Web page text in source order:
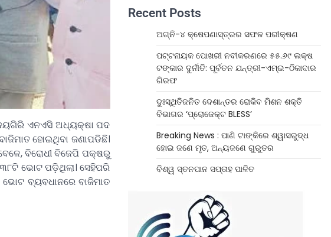
ଏନଏସି ଅଧ୍ୟକ୍ଷା ପଦ
ହୋଇଥିବା ଜଣାପଡିଛି।
ବିରୋଧୀ ବିଜେପି ପକ୍ଷରୁ
୩୮ଟି ଭୋଟ ପଡ଼ିଥିଲା। ସେହିପରି
ଭୋଟ ବ୍ୟବଧାନରେ ବାଜିମାତ
Recent Posts
ଅଗ୍ନି-୪ କ୍ଷେପଣାସ୍ତ୍ରର ସଫଳ ପରୀକ୍ଷଣ
ପଟ୍ଟନାୟକ ପୋଖରୀ ନବୀକରଣରେ ୫୫.୬୯ ଲକ୍ଷ
ଟଙ୍କାର ଦୁର୍ନୀତି: ପୂର୍ବତନ ଯନ୍ତ୍ରୀ-ଏମ୍‌ଇ-ଠିକାଦାର
ଗିରଫ
ଦୁଃସ୍ଥିତିଜନିତ ଦେଶାନ୍ତର ରୋକିବ ମିଶନ ଶକ୍ତି
ବିଭାଗର ‘ପ୍ରୋଜେକ୍ଟ BLESS’
Breaking News : ପାଣି ଟାଙ୍କିରେ ଶ୍ୱାସରୁଦ୍ଧ
ହୋଇ ଜଣେ ମୃତ, ଅନ୍ୟଜଣେ ଗୁରୁତର
ବିଶ୍ୱ ସ୍ତନପାନ ସପ୍ତାହ ପାଳିତ